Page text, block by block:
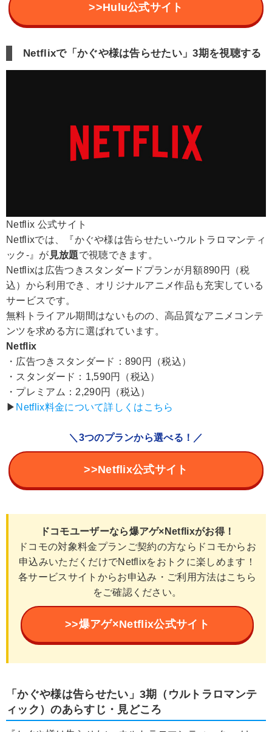
>>Hulu公式サイト
Netflixで「かぐや様は告らせたい」3期を視聴する
Netflix 公式サイト
Netflixでは、『かぐや様は告らせたい-ウルトラロマンティ
ック-』が 見放題で視聴できます。
Netflixは広告つきスタンダードプランが月額890円（税
込）から利用でき、オリジナルアニメ作品も充実している
サービスです。
無料トライアル期間はないものの、高品質なアニメコンテ
ンツを求める方に選ばれています。
Netflix
・広告つきスタンダード：890円（税込）
・スタンダード：1,590円（税込）
・プレミアム：2,290円（税込）
▶︎ Netflix料金について詳しくはこちら
＼3つのプランから選べる！／
>>Netflix公式サイト
ドコモユーザーなら爆アゲ×Netflixがお得！
ドコモの対象料金プランご契約の方ならドコモからお
申込みいただくだけでNetflixをおトクに楽しめます！
各サービスサイトからお申込み・ご利用方法はこちら
をご確認ください。
>>爆アゲ×Netflix公式サイト
「かぐや様は告らせたい」3期（ウルトラロマンテ
ィック）のあらすじ・見どころ